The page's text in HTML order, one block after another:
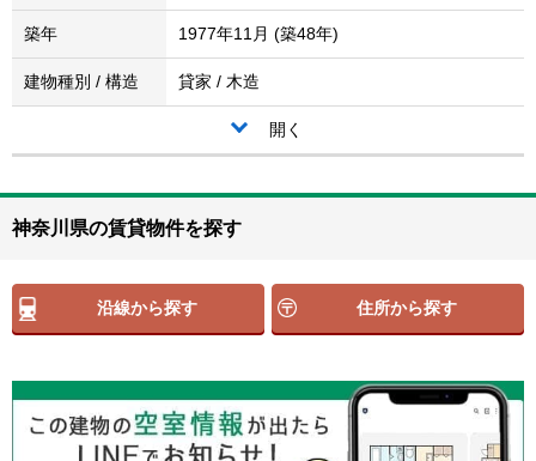
築年 1977年11月 (築48年)
建物種別 / 構造 貸家 / 木造
開く
神奈川県の賃貸物件を探す
沿線から探す 住所から探す